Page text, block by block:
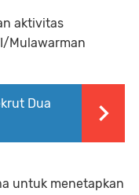
aktivitas
Mulawarman
Dua
untuk menetapkan